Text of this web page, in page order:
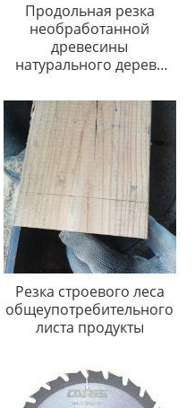
Продольная резка
необработанной
древесины
натурального дерева
Резка строевого леса
общеупотребительного
листа продукты